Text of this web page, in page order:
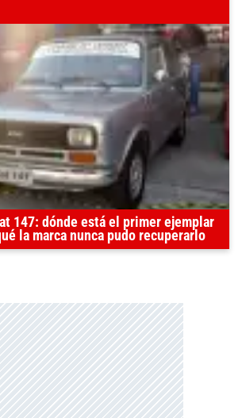
147: dónde está el primer ejemplar
la marca nunca pudo recuperarlo